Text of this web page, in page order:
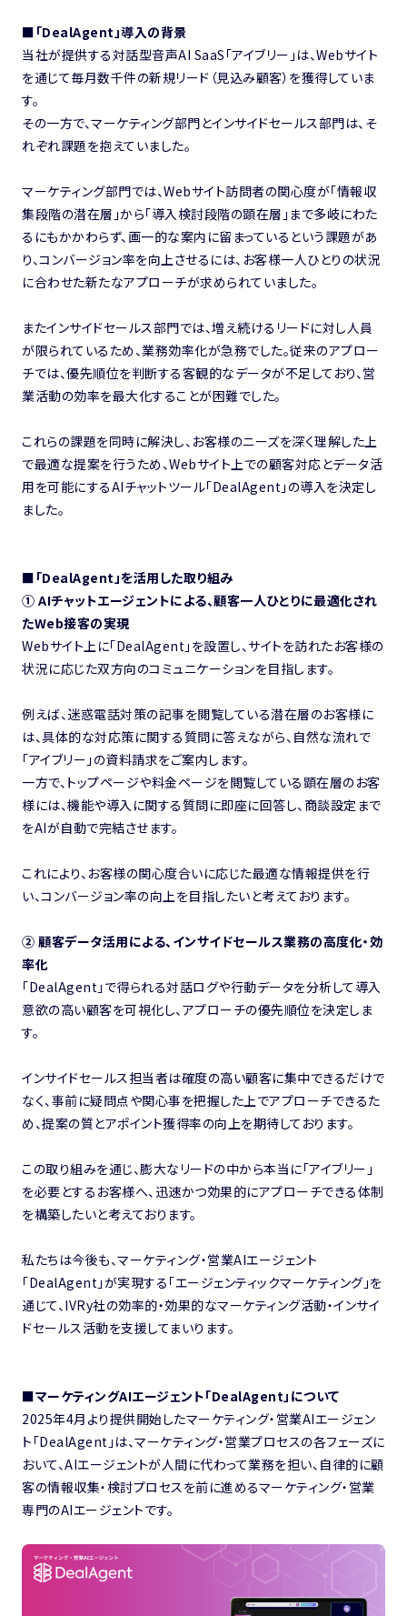
■「DealAgent」導入の背景
当社が提供する対話型音声AI SaaS「アイブリー」は、Webサイト
を通じて毎月数千件の新規リード（見込み顧客）を獲得していま
す。
その一方で、マーケティング部門とインサイドセールス部門は、そ
れぞれ課題を抱えていました。
マーケティング部門では、Webサイト訪問者の関心度が「情報収
集段階の潜在層」から「導入検討段階の顕在層」まで多岐にわた
るにもかかわらず、画一的な案内に留まっているという課題があ
り、コンバージョン率を向上させるには、お客様一人ひとりの状況
に合わせた新たなアプローチが求められていました。
またインサイドセールス部門では、増え続けるリードに対し人員
が限られているため、業務効率化が急務でした。従来のアプロー
チでは、優先順位を判断する客観的なデータが不足しており、営
業活動の効率を最大化することが困難でした。
これらの課題を同時に解決し、お客様のニーズを深く理解した上
で最適な提案を行うため、Webサイト上での顧客対応とデータ活
用を可能にするAIチャットツール「DealAgent」の導入を決定し
ました。
■「DealAgent」を活用した取り組み
① AIチャットエージェントによる、顧客一人ひとりに最適化され
たWeb接客の実現
Webサイト上に「DealAgent」を設置し、サイトを訪れたお客様の
状況に応じた双方向のコミュニケーションを目指します。
例えば、迷惑電話対策の記事を閲覧している潜在層のお客様に
は、具体的な対応策に関する質問に答えながら、自然な流れで
「アイブリー」の資料請求をご案内します。
一方で、トップページや料金ページを閲覧している顕在層のお客
様には、機能や導入に関する質問に即座に回答し、商談設定まで
をAIが自動で完結させます。
これにより、お客様の関心度合いに応じた最適な情報提供を行
い、コンバージョン率の向上を目指したいと考えております。
② 顧客データ活用による、インサイドセールス業務の高度化・効
率化
「DealAgent」で得られる対話ログや行動データを分析して導入
意欲の高い顧客を可視化し、アプローチの優先順位を決定しま
す。
インサイドセールス担当者は確度の高い顧客に集中できるだけで
なく、事前に疑問点や関心事を把握した上でアプローチできるた
め、提案の質とアポイント獲得率の向上を期待しております。
この取り組みを通じ、膨大なリードの中から本当に「アイブリー」
を必要とするお客様へ、迅速かつ効果的にアプローチできる体制
を構築したいと考えております。
私たちは今後も、マーケティング・営業AIエージェント
「DealAgent」が実現する「エージェンティックマーケティング」を
通じて、IVRy社の効率的・効果的なマーケティング活動・インサイ
ドセールス活動を支援してまいります。
■マーケティングAIエージェント「DealAgent」について
2025年4月より提供開始したマーケティング・営業AIエージェン
ト「DealAgent」は、マーケティング・営業プロセスの各フェーズに
おいて、AIエージェントが人間に代わって業務を担い、自律的に顧
客の情報収集・検討プロセスを前に進めるマーケティング・営業
専門のAIエージェントです。